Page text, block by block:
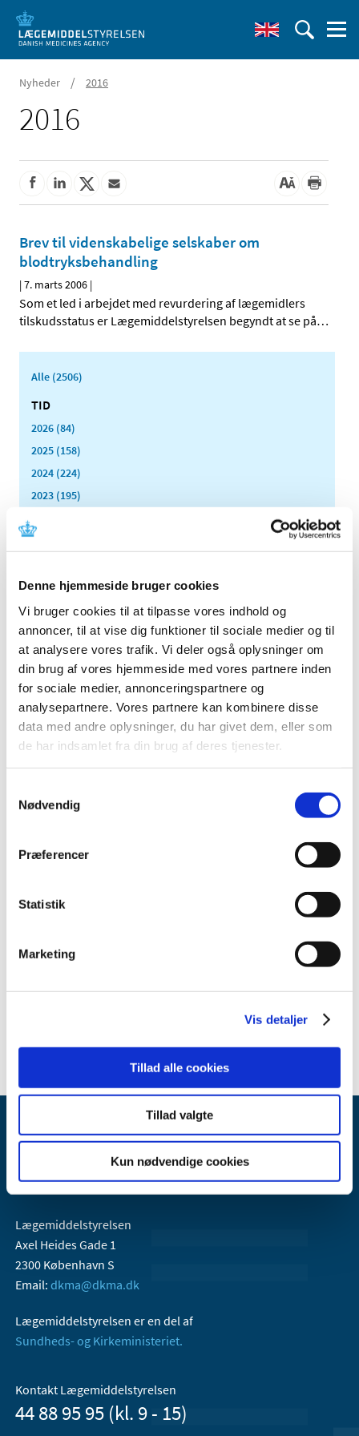
Denne hjemmeside bruger cookies
Vi bruger cookies til at tilpasse vores indhold og
annoncer, til at vise dig funktioner til sociale medier og til
at analysere vores trafik. Vi deler også oplysninger om
din brug af vores hjemmeside med vores partnere inden
for sociale medier, annonceringspartnere og
analysepartnere. Vores partnere kan kombinere disse
data med andre oplysninger, du har givet dem, eller som
de har indsamlet fra din brug af deres tjenester.
Nødvendig
Præferencer
Statistik
Marketing
Vis detaljer
Tillad alle cookies
Tillad valgte
Kun nødvendige cookies
Nyheder / 2016
2016
Brev til videnskabelige selskaber om
blodtryksbehandling
|7. marts 2006 |
Som et led i arbejdet med revurdering af lægemidlers
tilskudsstatus er Lægemiddelstyrelsen begyndt at se på…
Alle (2506)
TID
2026 (84)
2025 (158)
2024 (224)
2023 (195)
2021 (516)
2019 (159)
2018 (150)
2017 (167)
2016 (167)
2015 (33)
2014 (44)
2013 (49)
2012 (44)
2011 (13)
2009 (14)
2007 (3)
december (1)
september (1)
Lægemiddelstyrelsen
Axel Heides Gade 1
2300 København S
Email: dkma@dkma.dk
Lægemiddelstyrelsen er en del af
Sundheds- og Kirkeministeriet.
Kontakt Lægemiddelstyrelsen
44 88 95 95 (kl. 9 - 15)